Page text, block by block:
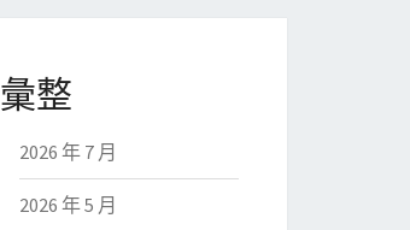
彙整
2026 年 7 月
2026 年 5 月